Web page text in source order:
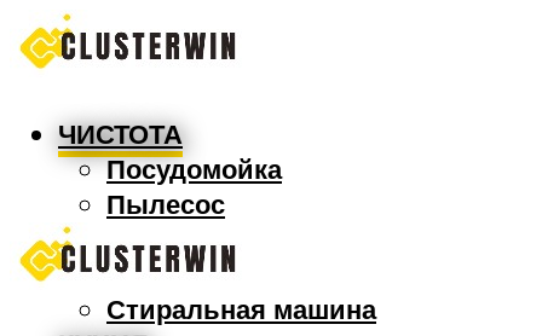
ЧИСТОТА
Посудомойка
Пылесос
Утюг
Швабра
Стиральная машина